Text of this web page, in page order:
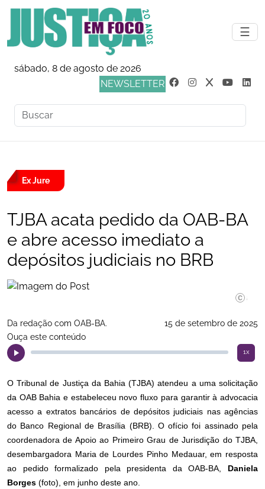
☰
sábado, 8 de agosto de 2026
NEWSLETTER
Ex Jure
TJBA acata pedido da OAB-BA
e abre acesso imediato a
depósitos judiciais no BRB
Angelino
Da redação com OAB-BA.
15 de setembro de 2025
Ouça este conteúdo
1x
O Tribunal de Justiça da Bahia (TJBA) atendeu a uma solicitação
da OAB Bahia e estabeleceu novo fluxo para garantir à advocacia
acesso a extratos bancários de depósitos judiciais nas agências
do Banco Regional de Brasília (BRB). O ofício foi assinado pela
coordenadora de Apoio ao Primeiro Grau de Jurisdição do TJBA,
desembargadora Maria de Lourdes Pinho Medauar, em resposta
ao pedido formalizado pela presidenta da OAB-BA, Daniela
Borges (foto), em junho deste ano.